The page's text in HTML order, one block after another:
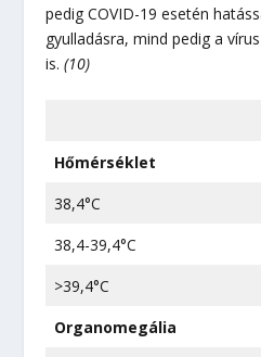
pedig COVID-19 esetén
gyulladásra, mind pedig a
is.(10)
Hőmérséklet
38,4°C
38,4-39,4°C
>39,4°C
Organomegália